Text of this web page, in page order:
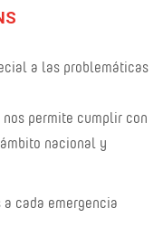
a las problemáticas
permite cumplir con
nacional y
cada emergencia